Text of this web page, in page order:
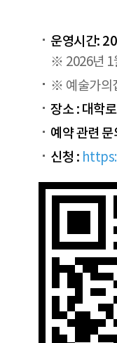
운영시간:
※ 2026년 1
※ 예술가의
장소 : 대학
예약 관련
신청 :